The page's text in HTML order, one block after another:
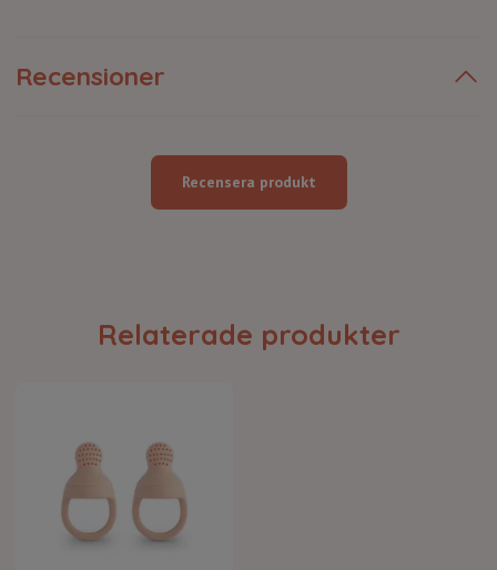
Recensioner
Recensera produkt
Relaterade produkter